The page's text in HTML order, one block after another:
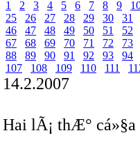
1 2 3 4 5 6 7 8 9
25
26 27 28 29 30
31
46
47 48 49 50 51
52
67
68 69 70 71 72
73
88
89 90 91 92 93
94
107
108 109 110 111
14.2.2007
Hai lÃ¡ thÆ° cá»§a